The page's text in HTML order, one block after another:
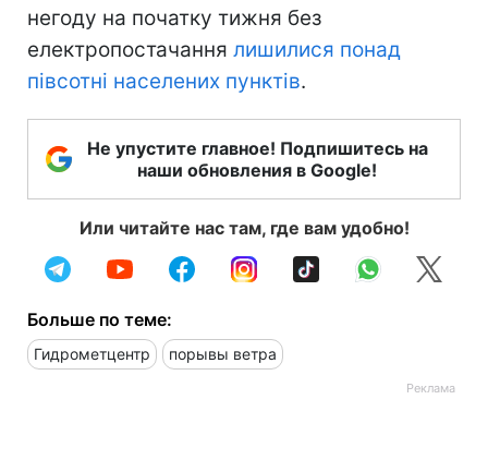
негоду на початку тижня без
електропостачання лишилися понад
півсотні населених пунктів.
Не упустите главное! Подпишитесь на
наши обновления в Google!
Или читайте нас там, где вам удобно!
Больше по теме:
Гидрометцентр порывы ветра